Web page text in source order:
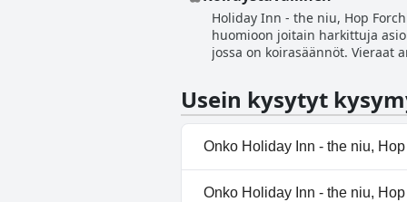
autotalli ja hissillä pääsy
tehokkaasti eristettyjä huoneita ja
epäjohdonmukaisuuksia
Holiday Inn - the niu, Hop
huomioon joitain harkittuja
jossa on koirasäännöt. Vieraat
ole tarjolla esimerkiksi
voisivat nauttia rauhallisen aterian lemmikkiensä kanssa.
henkilökunnan joustavuus
karvaisten ystäviensä kanssa.
Usein kysytyt
Onko Holiday Inn - the niu,
Ei, Holiday Inn - the niu, Hop
Onko Holiday Inn - the niu,